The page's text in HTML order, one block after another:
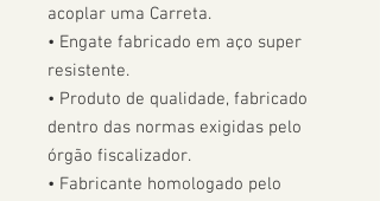
acoplar uma Carreta.
• Engate fabricado em aço super
resistente.
• Produto de qualidade, fabricado
dentro das normas exigidas pelo
órgão fiscalizador.
• Fabricante homologado pelo